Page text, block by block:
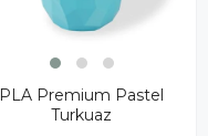
PLA Premium Pastel
Turkuaz